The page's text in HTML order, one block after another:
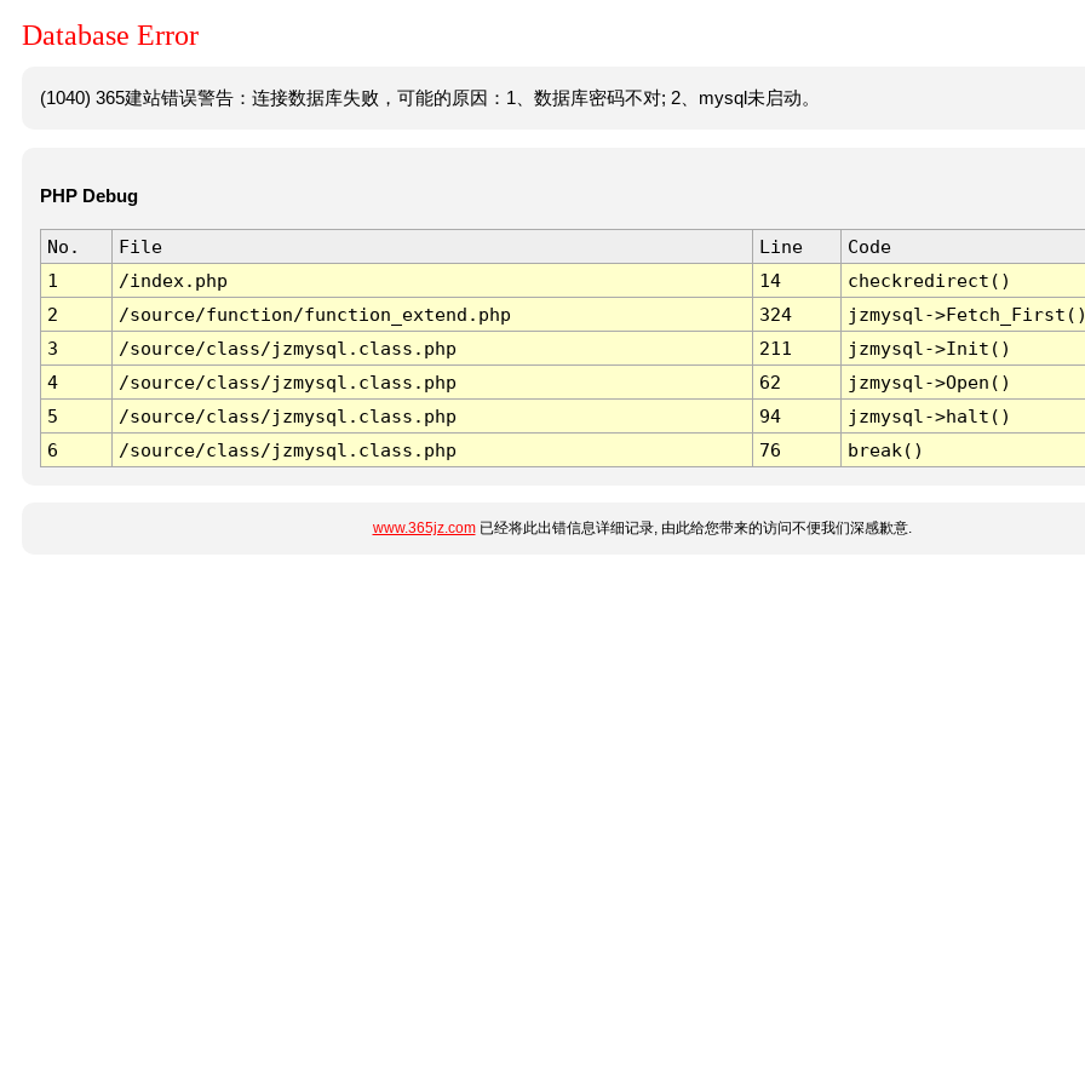
Database Error
(1040) 365建站错误警告：连接数据库失败，可能的原因：1、数据库密码不对; 2、mysql未启动。
PHP Debug
No. File Line
Code
1
/index.php 14
checkredirect()
2
/source/function/function_extend.php 324
jzmysql-
3
/source/class/jzmysql.class.php 211
jzmysql->Init()
4
/source/class/jzmysql.class.php 62
jzmysql->Open()
5
/source/class/jzmysql.class.php 94
jzmysql->halt()
6
/source/class/jzmysql.class.php 76 break()
www.365jz.com已经将此出错信息详细记录, 由此给您带来的访问不便我们深感歉意.